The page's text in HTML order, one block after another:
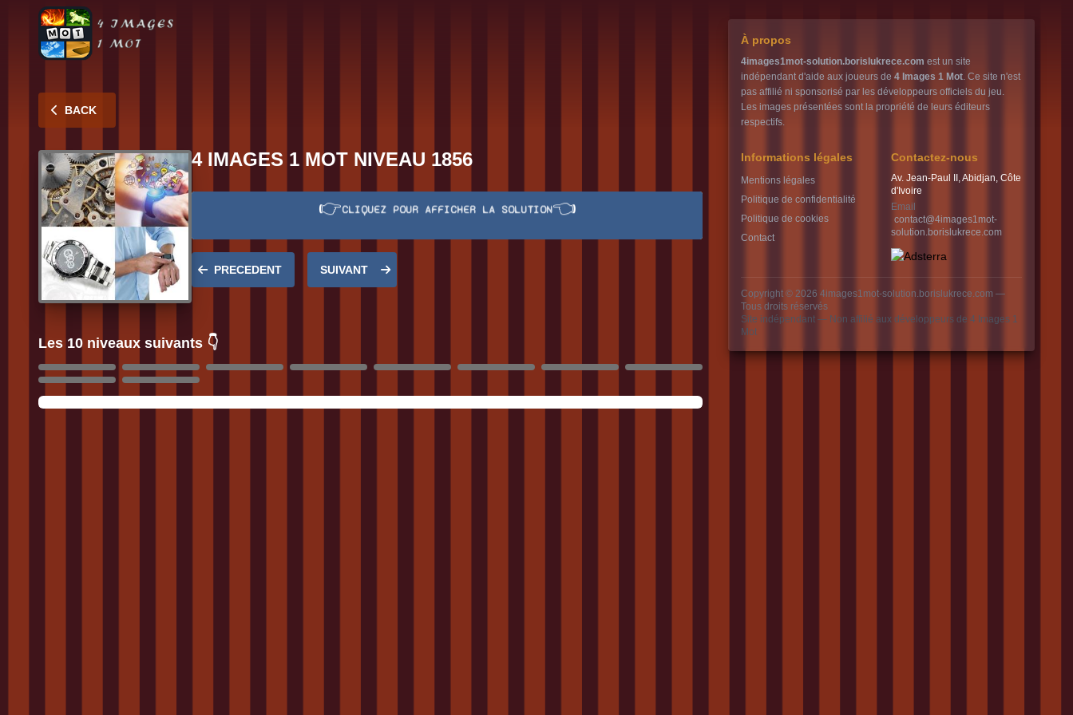
BACK
4 IMAGES 1 MOT NIVEAU 1856
MONTRE
👉CLIQUEZ POUR AFFICHER LA SOLUTION👈
PRECEDENT SUIVANT
Les 10 niveaux suivants 👇
1865
1866
À propos
4images1mot-solution.borislukrece.com est un site
indépendant d'aide aux joueurs de 4 Images 1 Mot. Ce site n'est
pas affilié ni sponsorisé par les développeurs officiels du jeu.
Les images présentées sont la propriété de leurs éditeurs
respectifs.
Informations légales
Mentions légales
Politique de confidentialité
Politique de cookies
Contact
Contactez-nous
Av. Jean-Paul II, Abidjan, Côte
d'Ivoire
Email
contact@4images1mot-
solution.borislukrece.com
Copyright © 2026 4images1mot-solution.borislukrece.com —
Tous droits réservés
Site indépendant — Non affilié aux développeurs de 4 Images 1
Mot